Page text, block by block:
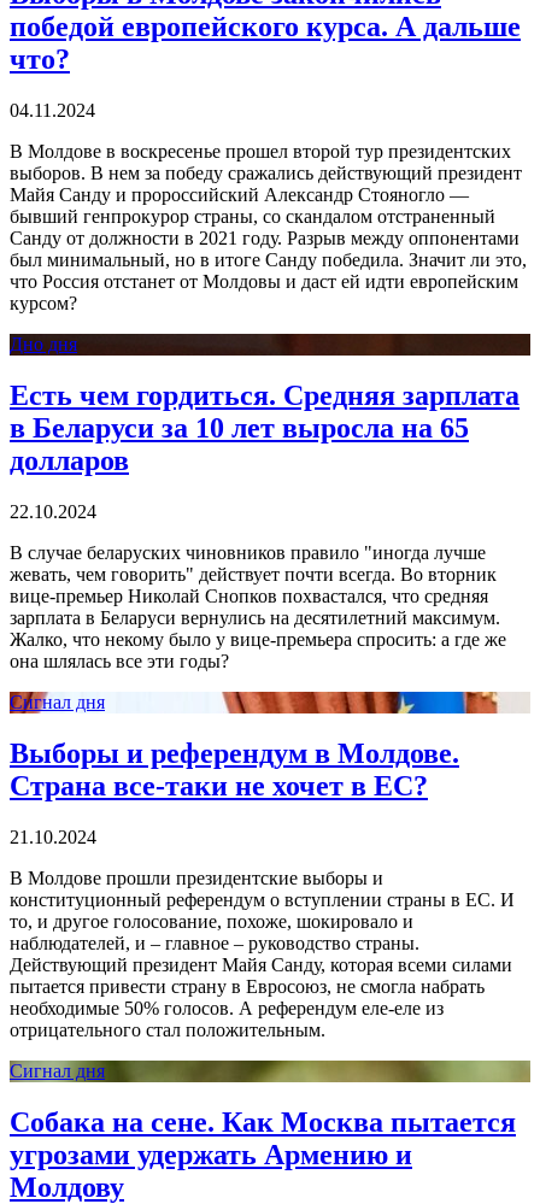
победой европейского курса. А дальше
что?
04.11.2024
В Молдове в воскресенье прошел второй тур президентских
выборов. В нем за победу сражались действующий президент
Майя Санду и пророссийский Александр Стояногло —
бывший генпрокурор страны, со скандалом отстраненный
Санду от должности в 2021 году. Разрыв между оппонентами
был минимальный, но в итоге Санду победила. Значит ли это,
что Россия отстанет от Молдовы и даст ей идти европейским
курсом?
Дно дня
Есть чем гордиться. Средняя зарплата
в Беларуси за 10 лет выросла на 65
долларов
22.10.2024
В случае беларуских чиновников правило "иногда лучше
жевать, чем говорить" действует почти всегда. Во вторник
вице-премьер Николай Снопков похвастался, что средняя
зарплата в Беларуси вернулись на десятилетний максимум.
Жалко, что некому было у вице-премьера спросить: а где же
она шлялась все эти годы?
Сигнал дня
Выборы и референдум в Молдове.
Страна все-таки не хочет в ЕС?
21.10.2024
В Молдове прошли президентские выборы и
конституционный референдум о вступлении страны в ЕС. И
то, и другое голосование, похоже, шокировало и
наблюдателей, и – главное – руководство страны.
Действующий президент Майя Санду, которая всеми силами
пытается привести страну в Евросоюз, не смогла набрать
необходимые 50% голосов. А референдум еле-еле из
отрицательного стал положительным.
Сигнал дня
Собака на сене. Как Москва пытается
угрозами удержать Армению и
Молдову